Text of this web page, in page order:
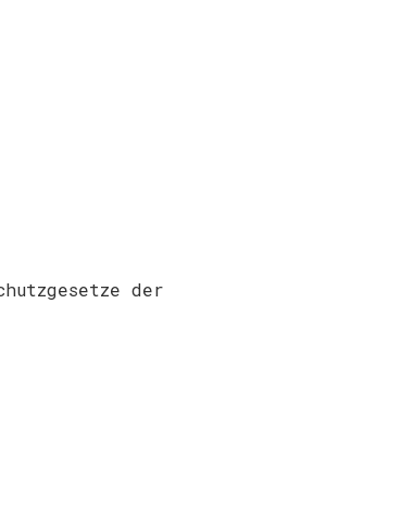
der